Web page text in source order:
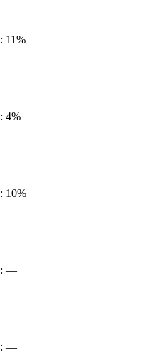
11%
4%
10%
—
—